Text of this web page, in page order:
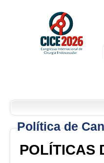
Política de
POLÍTICAS